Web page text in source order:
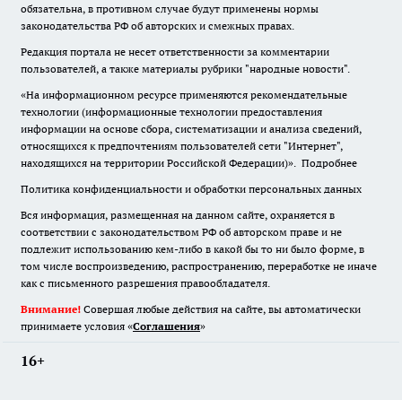
обязательна, в противном случае будут применены нормы
законодательства РФ об авторских и смежных правах.
Редакция портала не несет ответственности за комментарии
пользователей, а также материалы рубрики "народные новости".
«На информационном ресурсе применяются рекомендательные
технологии (информационные технологии предоставления
информации на основе сбора, систематизации и анализа сведений,
относящихся к предпочтениям пользователей сети "Интернет",
находящихся на территории Российской Федерации)». Подробнее
Политика конфиденциальности и обработки персональных данных
Вся информация, размещенная на данном сайте, охраняется в
соответствии с законодательством РФ об авторском праве и не
подлежит использованию кем-либо в какой бы то ни было форме, в
том числе воспроизведению, распространению, переработке не иначе
как с письменного разрешения правообладателя.
Внимание! Совершая любые действия на сайте, вы автоматически
принимаете условия «Cоглашения»
16+